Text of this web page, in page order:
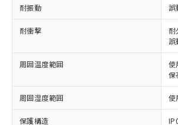
耐振動
耐衝撃 耐
周囲温度範囲
使
保
周囲湿度範囲 使
保護構造
本サービスは、当社制御機
商品の当社在庫状況および
(税抜)を提供させていただ
当社制御機器事業取扱商品
本サービスの対象外となる
対応予定なし：EU RoHS指令（
非含有に非対応の商品で、対応
調査・確認中：EU RoHS指令（
非含有の対応状況を調査中また
商品です。
非該当品：ライセンス料など無形
害物質有無と関係のない商品で
いたものが、含有品と判明した場
「○」：最大均質材料含有率が
「×」：最大均質材料含有率が
基準値を超えていることを示しま
当社は、これら貴社製品の